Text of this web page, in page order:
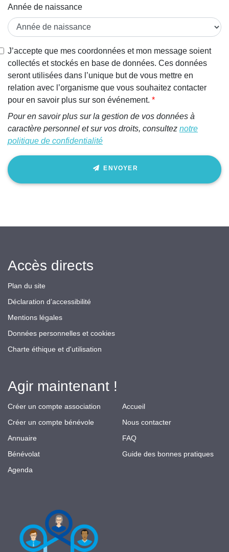
Année de naissance
J’accepte que mes coordonnées et mon message soient
collectés et stockés en base de données. Ces données
seront utilisées dans l’unique but de vous mettre en
relation avec l’organisme que vous souhaitez contacter
pour en savoir plus sur son événement.
Pour en savoir plus sur la gestion de vos données à
caractère personnel et sur vos droits, consultez notre
politique de confidentialité
ENVOYER
Accès directs
Plan du site
Déclaration d’accessibilité
Mentions légales
Données personnelles et cookies
Charte éthique et d'utilisation
Agir maintenant !
Créer un compte association
Créer un compte bénévole
Annuaire
Bénévolat
Agenda
Accueil
Nous contacter
FAQ
Guide des bonnes pratiques